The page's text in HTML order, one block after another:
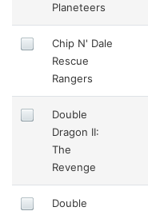
Planeteers
Chip N' Dale
Rescue
Rangers
Double
Dragon II:
The
Revenge
Double